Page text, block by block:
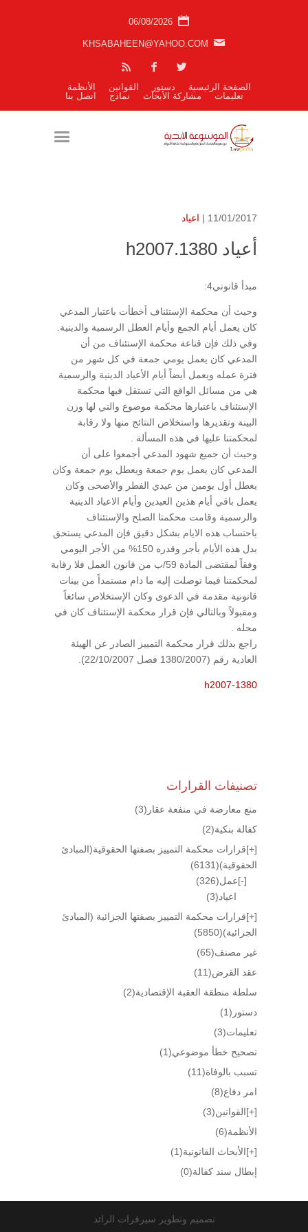
06/08/2026
KHSABAHEEN@YAHOO.COM
الصفحة الرئيسية دستور القوانين
الأنظمة
تعليمات
مشاركة الأبحاث نماذج اتصل بنا
11/01/2017 | اعياد
أعياد h2007.1380
مبدأ قانوني4:
وحيث أن محكمة الإستئناف أخطأت باعتبار المدعي
كان يعمل أيام الجمع وأيام العطل الرسمية والدينية.
وفي ذلك فإن قناعة محكمة الإستئناف من أن
المدعي كان يعمل يومي جمعة في كل شهر من
فترة عمله ويعمل أيضاً أيام الأعياد الدينية والرسمية
هي من مسائل الواقع التي تستقل فيها محكمة
الإستئناف باعتبارها محكمة موضوع والتي لها وزن
البينة وتقديرها واستخلاص النتائج منها ولا رقابة
لمحكمتنا عليها في هذه المسألة .
وحيث أن جميع شهود المدعي أجمعوا على أن
المدعي كان يعمل يوم جمعة ويعطل يوم جمعة وكان
يعطل أول يومين من عيدي الفطر والأضحى وكان
يعمل باقي أيام هذين العيدين وأيام الاعياد الدينية
والرسمية وقامت محكمتا الصلح والإستئناف
باحتساب هذه الايام بشكل دقيق فإن المدعي يستحق
بدل هذه الأيام بأجر وقدره 150% من الأجر اليومي
وفقاً لمقتضى المادة 59/ب من قانون العمل فلا رقابة
لمحكمتنا فيما توصلت إليه ما دام مستمداً من بينات
قانونية مقدمة في الدعوى وكان الإستخلاص سائغاً
ومقبولاً وبالتالي فإن قرار محكمة الإستئناف كان في
محله .
راجع بذلك قرار محكمة التمييز الصادر عن الهيئة
العادية رقم (1380/2007 فصل 22/10/2007).
h2007-1380
تصنيفات القرارات
منع معارضة في منفعة عقار (3)
كفالة بنكية(2)
[+]قرارات محكمة التمييز بصفتها الحقوقية(المبادئ
الحقوقية)(6131)
[-]عمل(326)
اعياد(3)
[+]قرارات محكمة التمييز بصفتها الجزائية (المبادئ
الجزائية)(5850)
غير مصنف(65)
عقد القرض(11)
سلطة منطقة العقبة الإقتصادية(2)
دستور (1)
تعليمات(3)
تصحيح خطأ موضوعي(1)
تسبب بالوفاة(11)
امر دفاع(8)
[+]القوانين(3)
الأنظمة(6)
[+]الأبحاث القانونية(1)
إبطال سند كفالة(0)
تصميم وتطوير سيرفرات الرائد